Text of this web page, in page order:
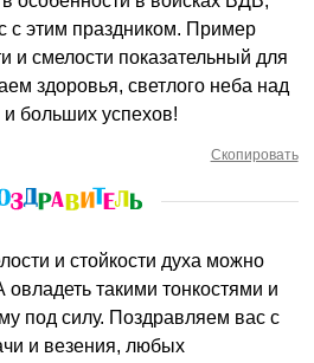
с этим праздником. Пример
и смелости показательный для
здоровья, светлого неба над
и больших успехов!
Скопировать
овладеть такими тонкостями и
под силу. Поздравляем вас с
и везения, любых